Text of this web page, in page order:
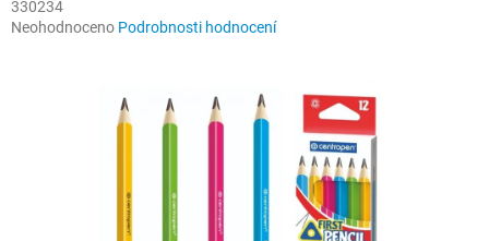
330234
Průměrné
Neohodnoceno Podrobnosti hodnocení